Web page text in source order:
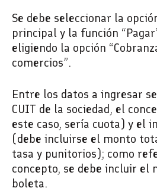
Se debe seleccionar la
principal y la función
eligiendo la opción
comercios”.
Entre los datos a ingresar
CUIT de la sociedad, el
este caso, sería cuota) y el
(debe incluirse el monto
tasa y punitorios); como
concepto, se debe incluir el
boleta.